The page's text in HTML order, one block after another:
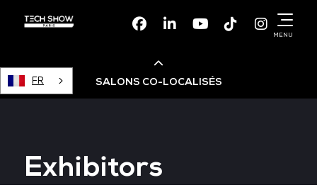
FacebookLinkedinYoutubeTikTok
MENU
FR SALONS CO-LOCALISÉS
Devops Live
Exhibitors